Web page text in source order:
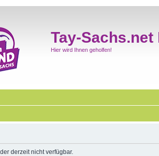
Tay-Sachs.net
Hier wird Ihnen geholfen!
derzeit nicht verfügbar.